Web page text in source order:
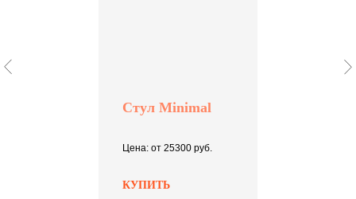
Стул Minimal
Цена: от 25300 руб.
КУПИТЬ